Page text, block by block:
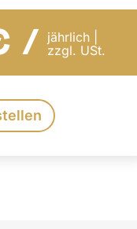
/ jährlich |
zzgl. USt.